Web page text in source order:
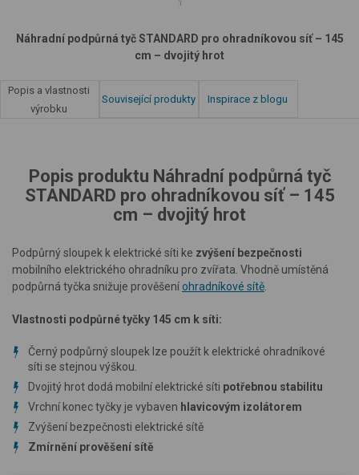
Náhradní podpůrná tyč STANDARD pro ohradníkovou síť – 145
cm – dvojitý hrot
Popis a vlastnosti
výrobku
Související produkty Inspirace z blogu
Popis produktu Náhradní podpůrná tyč
STANDARD pro ohradníkovou síť – 145
cm – dvojitý hrot
Podpůrný sloupek k elektrické síti ke zvýšení bezpečnosti
mobilního elektrického ohradníku pro zvířata. Vhodně umístěná
podpůrná tyčka snižuje prověšeníohradníkové sítě
Vlastnosti podpůrné tyčky 145 cm k síti:
Černý podpůrný sloupek lze použít k elektrické ohradníkové
síti se stejnou výškou.
Dvojitý hrot dodá mobilní elektrické síti potřebnou stabilitu
Vrchní konec tyčky je vybaven hlavicovým izolátorem
Zvýšení bezpečnosti elektrické sítě
Zmírnění prověšení sítě